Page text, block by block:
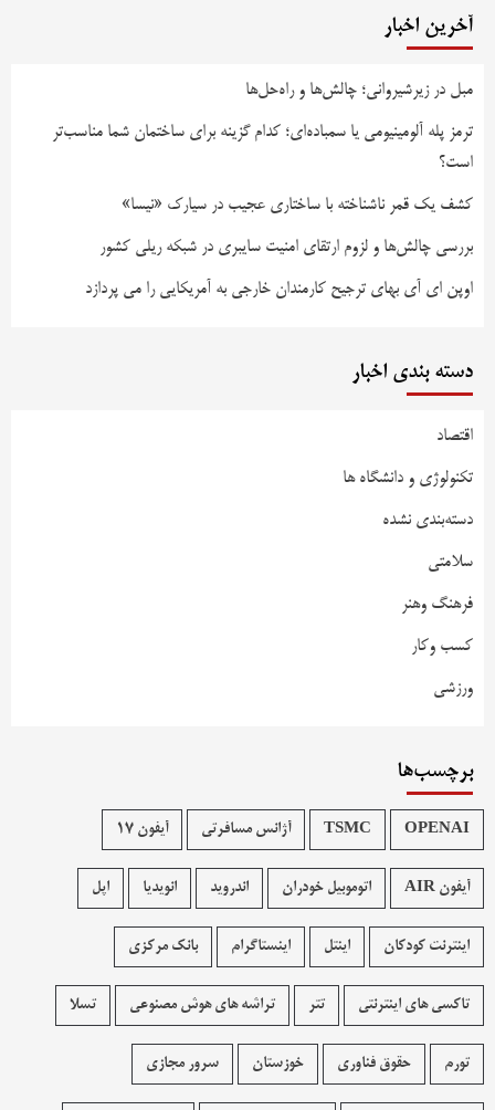
آخرین اخبار
مبل در زیرشیروانی؛ چالش‌ها و راه‌حل‌ها
ترمز پله آلومینیومی یا سمباده‌ای؛ کدام گزینه برای ساختمان شما مناسب‌تر
است؟
کشف یک قمر ناشناخته با ساختاری عجیب در سیارک «نیسا»
بررسی چالش‌ها و لزوم ارتقای امنیت سایبری در شبکه ریلی کشور
اوپن ای آی بهای ترجیح کارمندان خارجی به آمریکایی را می پردازد
دسته بندی اخبار
اقتصاد
تکنولوژی و دانشگاه ها
دسته‌بندی نشده
سلامتی
فرهنگ وهنر
کسب وکار
ورزشی
برچسب‌ها
OPENAI
TSMC آژانس مسافرتی آیفون 17
آیفون AIR اتوموبیل خودران اندروید انویدیا اپل
اینترنت کودکان اینتل اینستاگرام بانک مرکزی
تاکسی های اینترنتی تتر تراشه های هوش مصنوعی تسلا
تورم حقوق فناوری خوزستان سرور مجازی